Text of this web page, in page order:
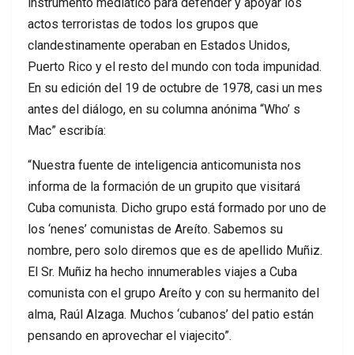
actos terroristas de todos los grupos que
clandestinamente operaban en Estados Unidos,
Puerto Rico y el resto del mundo con toda impunidad.
En su edición del 19 de octubre de 1978, casi un mes
antes del diálogo, en su columna anónima “Who’ s
Mac” escribía:
“Nuestra fuente de inteligencia anticomunista nos
informa de la formación de un grupito que visitará
Cuba comunista. Dicho grupo está formado por uno de
los ‘nenes’ comunistas de Areíto. Sabemos su
nombre, pero solo diremos que es de apellido Muñiz.
El Sr. Muñiz ha hecho innumerables viajes a Cuba
comunista con el grupo Areíto y con su hermanito del
alma, Raúl Alzaga. Muchos ‘cubanos’ del patio están
pensando en aprovechar el viajecito”.